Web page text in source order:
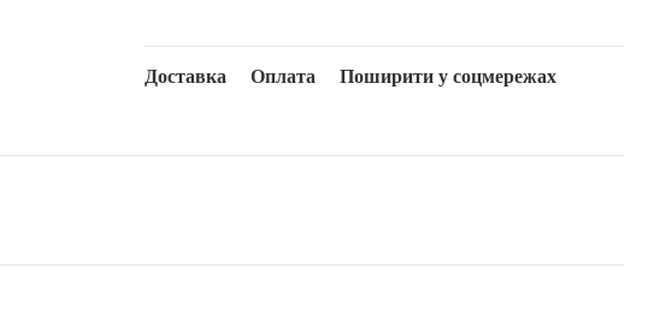
Доставка Оплата Поширити у соцмережах